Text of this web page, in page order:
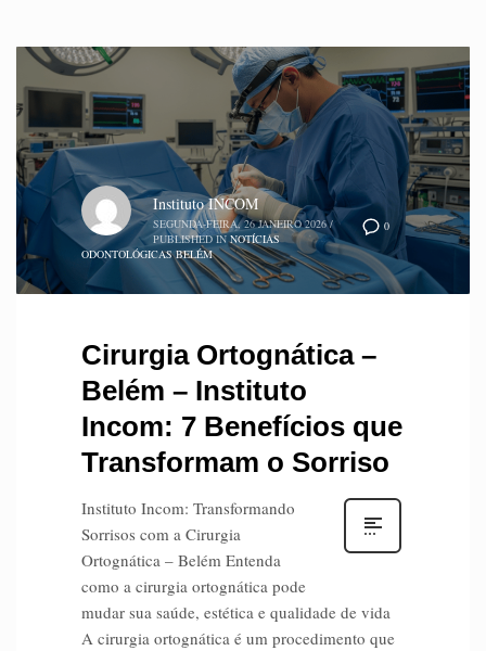
0
Instituto INCOM
SEGUNDA-FEIRA, 26 JANEIRO 2026 /
PUBLISHED IN NOTÍCIAS
ODONTOLÓGICAS BELÉM
Cirurgia Ortognática –
Belém – Instituto
Incom: 7 Benefícios que
Transformam o Sorriso
Instituto Incom: Transformando
Sorrisos com a Cirurgia
Ortognática – Belém Entenda
como a cirurgia ortognática pode
mudar sua saúde, estética e qualidade de vida
A cirurgia ortognática é um procedimento que